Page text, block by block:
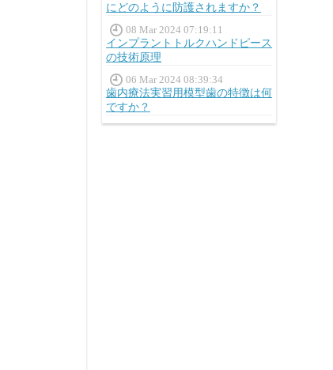
にどのように防護されますか？
08 Mar 2024 07:19:11
インプラントトルクハンドピース
の技術原理
06 Mar 2024 08:39:34
歯内療法実習用模型歯の特徴は何
ですか？